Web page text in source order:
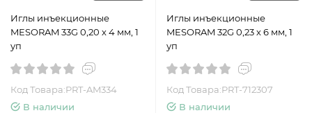
Иглы инъекционные
MESORAM 33G 0,20 х 4 мм, 1
уп
Код Товара:PRT-AM334
В наличии
Иглы инъекционные
MESORAM 32G 0,23 х 6 мм, 1
уп
Код Товара:PRT-712307
В наличии